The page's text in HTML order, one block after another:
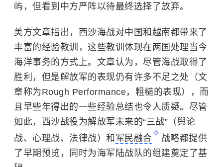
屿，但看到中方严阵以待最终选择了放弃。
美方文章指出，西沙海战对中国和越南都带来了
丰富的经验教训，这些教训体现在两国处理当今
海洋事务的方式上。文章认为，尽管海战取得了
胜利，但是解放军的表现仍有许多不足之处（文
章称为Rough Performance，粗糙的表现），而
且早些年得出的一些经验总结也令人质疑。尽管
如此，西沙战役为解放军未来的“三战”（舆论
战、心理战、法律战）和 军民融合
战略都提供
了早期预览，同时为海军陆战队的组建奠定了基